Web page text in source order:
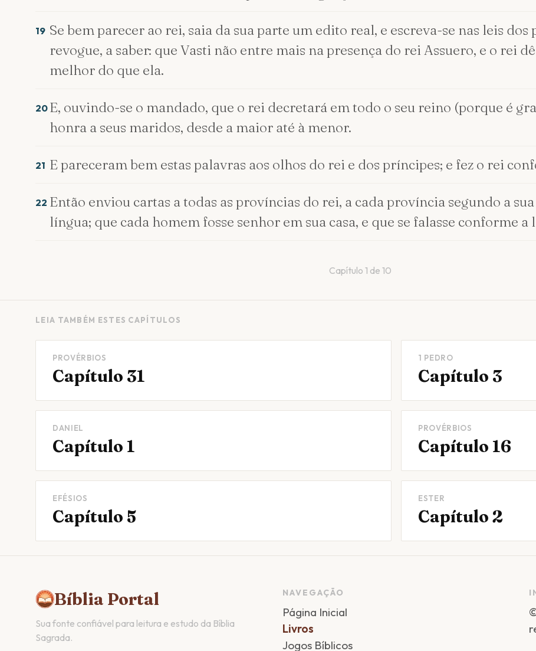
19 Se bem parecer ao rei, saia da sua parte um edito real, e escreva-se nas leis dos
revogue, a saber: que Vasti não entre mais na presença do rei Assuero, e o rei
melhor do que ela.
20 E, ouvindo-se o mandado, que o rei decretará em todo o seu reino (porque é
honra a seus maridos, desde a maior até à menor.
21 E pareceram bem estas palavras aos olhos do rei e dos príncipes; e fez o rei
22 Então enviou cartas a todas as províncias do rei, a cada província segundo a
língua; que cada homem fosse senhor em sua casa, e que se falasse conforme a
Capítulo 1 de 10
LEIA TAMBÉM ESTES CAPÍTULOS
PROVÉRBIOS
Capítulo 31
1 PEDRO
Capítulo 3
DANIEL
Capítulo 1
PROVÉRBIOS
Capítulo 16
EFÉSIOS
Capítulo 5
ESTER
Capítulo 2
Bíblia Portal
Sua fonte confiável para leitura e estudo da Bíblia
Sagrada.
NAVEGAÇÃO
Página Inicial
Livros
Jogos Bíblicos